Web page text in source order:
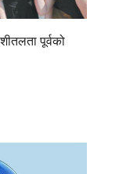
पूर्वको